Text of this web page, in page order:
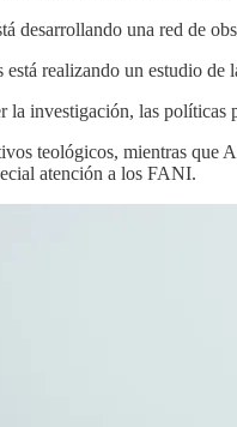
una red de
realizando un estudio de
la investigación, las
teológicos, mientras que
atención a los FANI.